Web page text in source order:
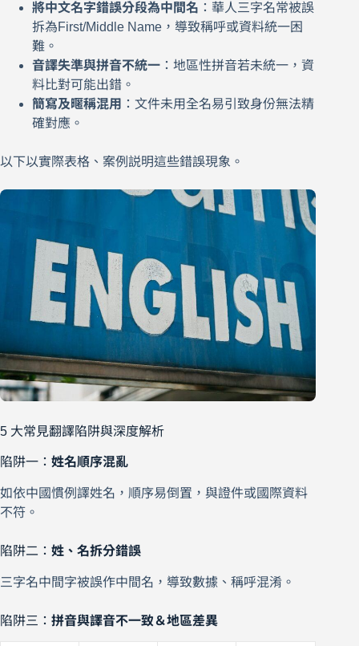
將中文名字錯誤分段為中間名 ：華人三字名常被誤
拆為First/Middle Name，導致稱呼或資料統一困
難。
音譯失準與拼音不統一 ：地區性拼音若未統一，資
料比對可能出錯。
簡寫及暱稱混用 ：文件未用全名易引致身份無法精
確對應。
以下以實際表格、案例説明這些錯誤現象。
5 大常見翻譯陷阱與深度解析
陷阱一： 姓名順序混亂
如依中國慣例譯姓名，順序易倒置，與證件或國際資料
不符。
陷阱二： 姓、名拆分錯誤
三字名中間字被誤作中間名，導致數據、稱呼混淆。
陷阱三： 拼音與譯音不一致＆地區差異